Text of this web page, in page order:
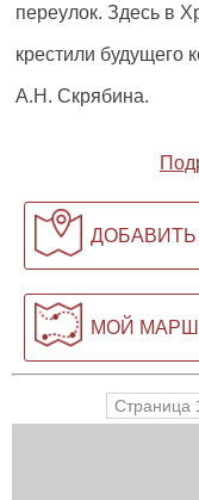
переулок. Здесь в
крестили будущего
А.Н. Скрябина.
МОЙ
Страница